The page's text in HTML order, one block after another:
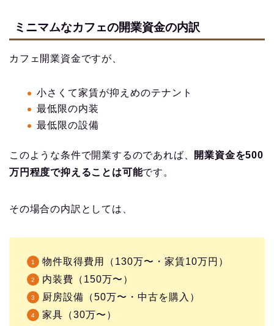
ミニマムなカフェの開業資金の内訳
カフェ開業資金ですが、
小さくて家賃が抑えめのテナント
最低限の内装
最低限の設備
このような条件で開業するのであれば、 開業資金を500
万円程度で抑えることは可能です。
その場合の内訳としては、
物件取得費用（130万〜・家賃10万円）
内装費（150万〜）
厨房設備（50万〜・中古を購入）
家具（30万〜）